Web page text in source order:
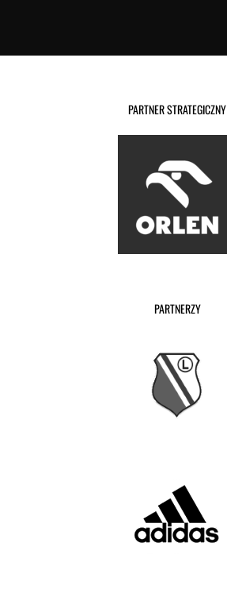
PARTNER STRATEGICZNY
PARTNERZY